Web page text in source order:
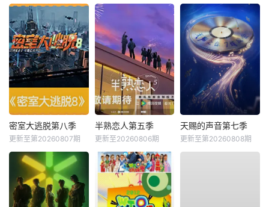
密室大逃脱第八季
更新至第20260807期
半熟恋人第五季
更新至20260806期
天赐的声音第七季
更新至第20260808期